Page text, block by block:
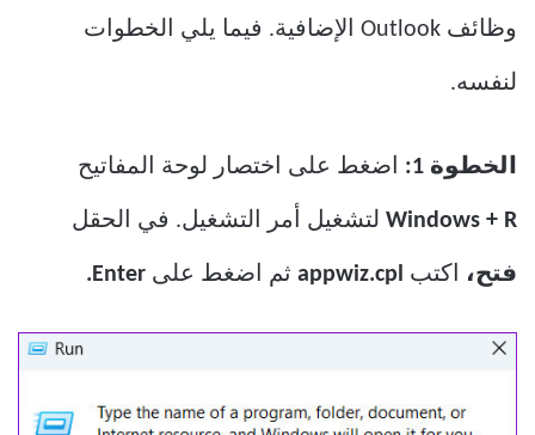
وظائف Outlook الإضافية. فيما يلي الخطوات
لنفسه.
الخطوة 1: اضغط على اختصار لوحة المفاتيح
Windows + R لتشغيل أمر التشغيل. في الحقل
فتح، اكتب appwiz.cpl ثم اضغط على Enter.